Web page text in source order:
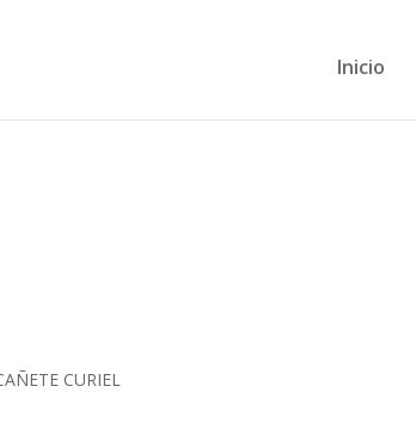
Inicio
CURIEL